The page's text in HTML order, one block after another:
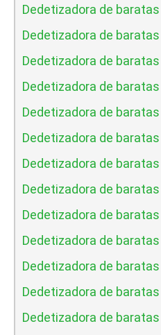
Dedetizadora de
Dedetizadora de
Dedetizadora de baratas
Dedetizadora de baratas
Dedetizadora de
Dedetizadora de
Dedetizadora de
Dedetizadora de
Dedetizadora de
Dedetizadora de
Dedetizadora de
Dedetizadora de
Dedetizadora de